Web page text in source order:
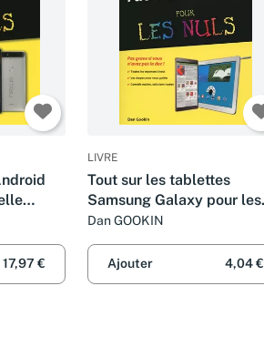
17,97 €
LIVRE
Tout sur les tablettes
Samsung Galaxy pour les
Nuls
Dan GOOKIN
Ajouter 4,04 €